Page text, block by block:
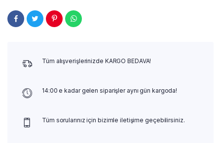
Tüm alışverişlerinizde KARGO BEDAVA!
14:00 e kadar gelen siparişler aynı gün kargoda!
Tüm sorularınız için bizimle iletişime geçebilirsiniz.